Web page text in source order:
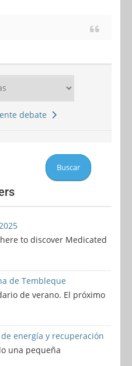
debate
to discover Medicated
de Tembleque
de verano. El próximo
energía y recuperación
una pequeña